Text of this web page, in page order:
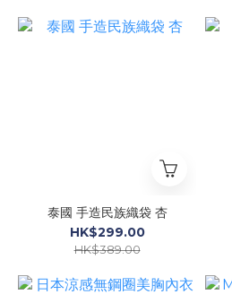
泰國 手造民族織袋 杏
HK$299.00
HK$389.00